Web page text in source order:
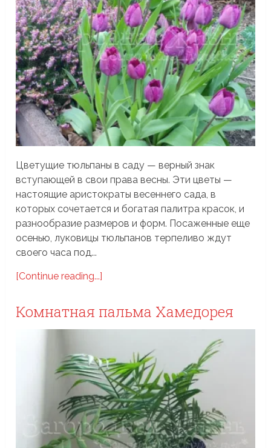
Цветущие тюльпаны в саду — верный знак
вступающей в свои права весны. Эти цветы —
настоящие аристократы весеннего сада, в
которых сочетается и богатая палитра красок, и
разнообразие размеров и форм. Посаженные еще
осенью, луковицы тюльпанов терпеливо ждут
своего часа под...
[Continue reading...]
Комнатная пальма Хамедорея